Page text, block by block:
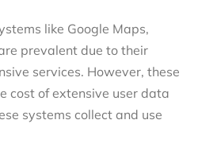
like Google Maps,
prevalent due to their
services. However, these
cost of extensive user data
systems collect and use